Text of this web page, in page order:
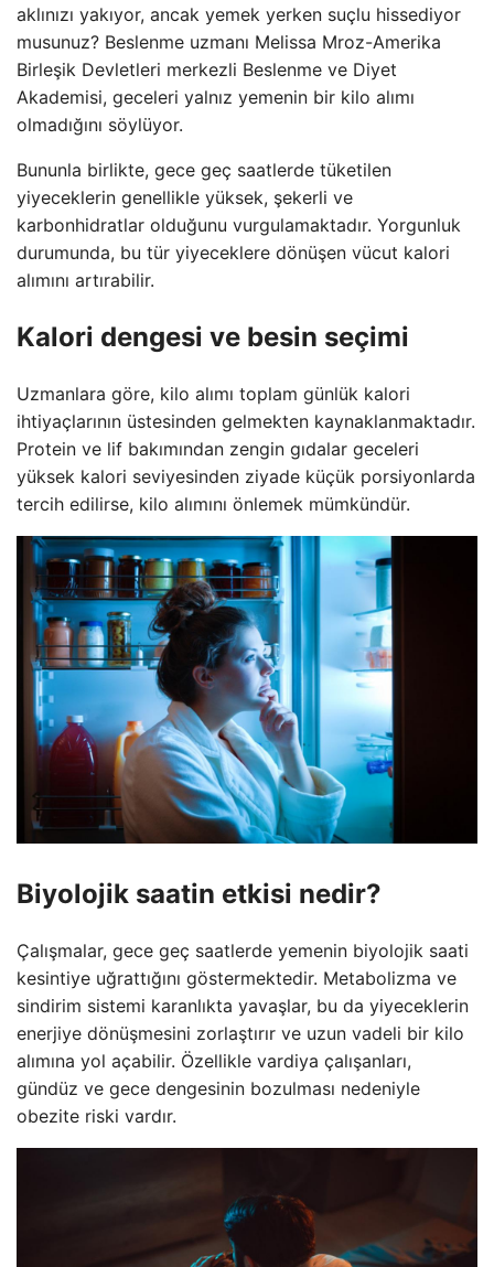
aklınızı yakıyor, ancak yemek yerken suçlu hissediyor
musunuz? Beslenme uzmanı Melissa Mroz-Amerika
Birleşik Devletleri merkezli Beslenme ve Diyet
Akademisi, geceleri yalnız yemenin bir kilo alımı
olmadığını söylüyor.
Bununla birlikte, gece geç saatlerde tüketilen
yiyeceklerin genellikle yüksek, şekerli ve
karbonhidratlar olduğunu vurgulamaktadır. Yorgunluk
durumunda, bu tür yiyeceklere dönüşen vücut kalori
alımını artırabilir.
Kalori dengesi ve besin seçimi
Uzmanlara göre, kilo alımı toplam günlük kalori
ihtiyaçlarının üstesinden gelmekten kaynaklanmaktadır.
Protein ve lif bakımından zengin gıdalar geceleri
yüksek kalori seviyesinden ziyade küçük porsiyonlarda
tercih edilirse, kilo alımını önlemek mümkündür.
Biyolojik saatin etkisi nedir?
Çalışmalar, gece geç saatlerde yemenin biyolojik saati
kesintiye uğrattığını göstermektedir. Metabolizma ve
sindirim sistemi karanlıkta yavaşlar, bu da yiyeceklerin
enerjiye dönüşmesini zorlaştırır ve uzun vadeli bir kilo
alımına yol açabilir. Özellikle vardiya çalışanları,
gündüz ve gece dengesinin bozulması nedeniyle
obezite riski vardır.